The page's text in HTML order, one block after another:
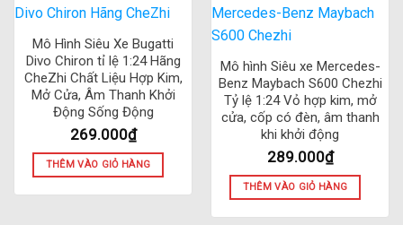
Mô Hình Siêu Xe Bugatti
Divo Chiron tỉ lệ 1:24 Hãng
CheZhi Chất Liệu Hợp Kim,
Mở Cửa, Âm Thanh Khởi
Động Sống Động
269.000₫
THÊM VÀO GIỎ HÀNG
Mô hình Siêu xe Mercedes-
Benz Maybach S600 Chezhi
Tỷ lệ 1:24 Vỏ hợp kim, mở
cửa, cốp có đèn, âm thanh
khi khởi động
289.000₫
THÊM VÀO GIỎ HÀNG